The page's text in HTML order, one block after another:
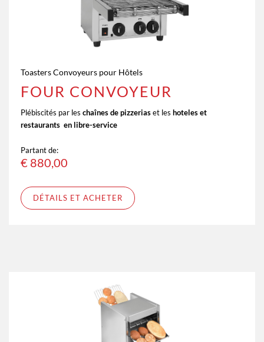
Toasters Convoyeurs pour Hôtels
FOUR CONVOYEUR
Plébiscités par les chaînes de pizzeriaset les hoteles et
restaurants en libre-service
Partant de:
€ 880,00
DÉTAILS ET ACHETER